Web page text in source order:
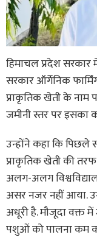
हिमाचल प्रदेश सरकार
सरकार ऑर्गेनिक
प्राकृतिक खेती के नाम
जमीनी स्तर पर
उन्होंने कहा कि पिछले
प्राकृतिक खेती की
अलग-अलग
असर नजर नहीं आया.
अधूरी है. मौजूदा वक्त
पशुओं को पालना कम